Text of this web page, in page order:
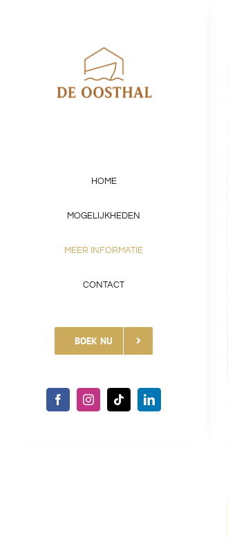
HOME
MOGELIJKHEDEN
MEER INFORMATIE
CONTACT
BOEK NU